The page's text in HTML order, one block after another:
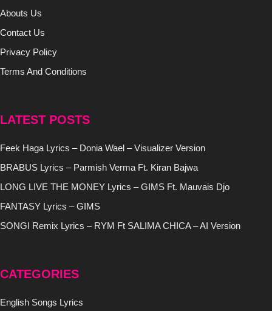
Abouts Us
Contact Us
Privacy Policy
Terms And Conditions
LATEST POSTS
Feek Haga Lyrics – Donia Wael – Visualizer Version
BRABUS Lyrics – Parmish Verma Ft. Kiran Bajwa
LONG LIVE THE MONEY Lyrics – GIMS Ft. Mauvais Djo
FANTASY Lyrics – GIMS
SONGI Remix Lyrics – RYM Ft SALIMA CHICA – AI Version
CATEGORIES
English Songs Lyrics